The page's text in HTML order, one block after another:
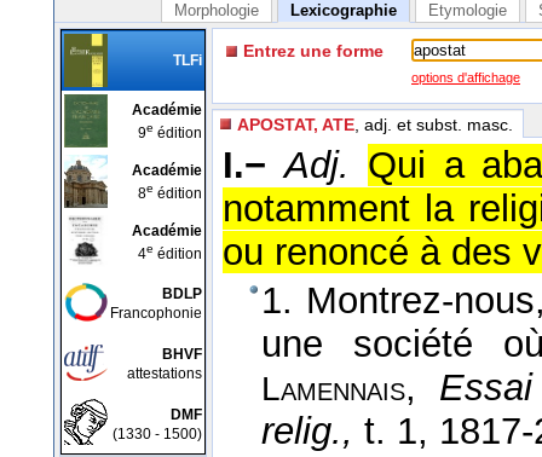
Morphologie Lexicographie Etymologie
TLFi
Académie
9e édition
Académie
8e édition
Académie
4e édition
BDLP
Francophonie
BHVF
attestations
DMF
(1330 - 1500)
Entrez une forme
options d'affichage
APOSTAT, ATE , adj. et subst. masc.
I.− Adj. Qui a
notamment la
ou renoncé à des
1. Montrez-
une société
Lamennais,
relig., t. 1,